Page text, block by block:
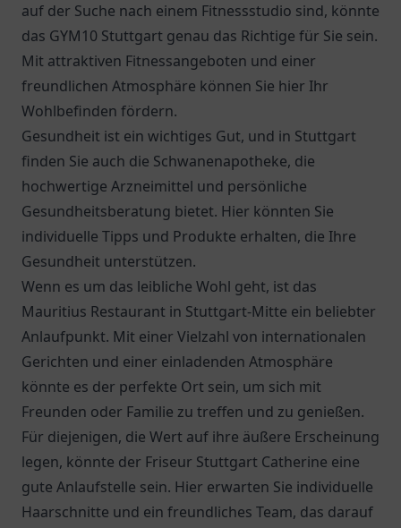
auf der Suche nach einem Fitnessstudio sind, könnte
das GYM10 Stuttgart genau das Richtige für Sie sein.
Mit attraktiven Fitnessangeboten und einer
freundlichen Atmosphäre können Sie hier Ihr
Wohlbefinden fördern.
Gesundheit ist ein wichtiges Gut, und in Stuttgart
finden Sie auch die Schwanenapotheke, die
hochwertige Arzneimittel und persönliche
Gesundheitsberatung bietet. Hier könnten Sie
individuelle Tipps und Produkte erhalten, die Ihre
Gesundheit unterstützen.
Wenn es um das leibliche Wohl geht, ist das
Mauritius Restaurant in Stuttgart-Mitte ein beliebter
Anlaufpunkt. Mit einer Vielzahl von internationalen
Gerichten und einer einladenden Atmosphäre
könnte es der perfekte Ort sein, um sich mit
Freunden oder Familie zu treffen und zu genießen.
Für diejenigen, die Wert auf ihre äußere Erscheinung
legen, könnte der Friseur Stuttgart Catherine eine
gute Anlaufstelle sein. Hier erwarten Sie individuelle
Haarschnitte und ein freundliches Team, das darauf